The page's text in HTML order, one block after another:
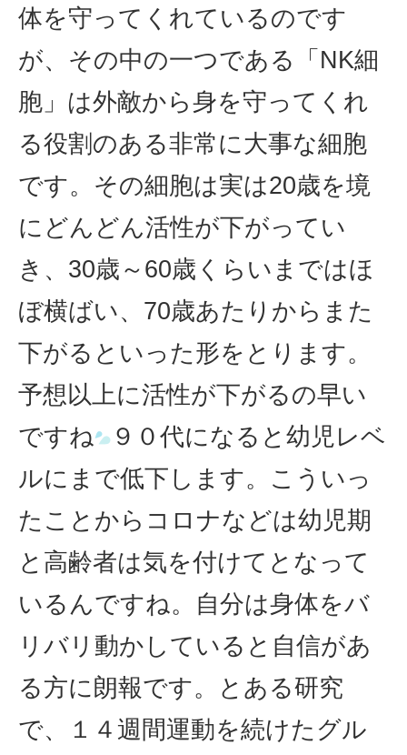
体を守ってくれているのです
が、その中の一つである「NK細
胞」は外敵から身を守ってくれ
る役割のある非常に大事な細胞
です。その細胞は実は20歳を境
にどんどん活性が下がってい
き、30歳～60歳くらいまではほ
ぼ横ばい、70歳あたりからまた
下がるといった形をとります。
予想以上に活性が下がるの早い
ですね
９０代になると幼児レベ
ルにまで低下します。こういっ
たことからコロナなどは幼児期
と高齢者は気を付けてとなって
いるんですね。自分は身体をバ
リバリ動かしていると自信があ
る方に朗報です。とある研究
で、１４週間運動を続けたグル